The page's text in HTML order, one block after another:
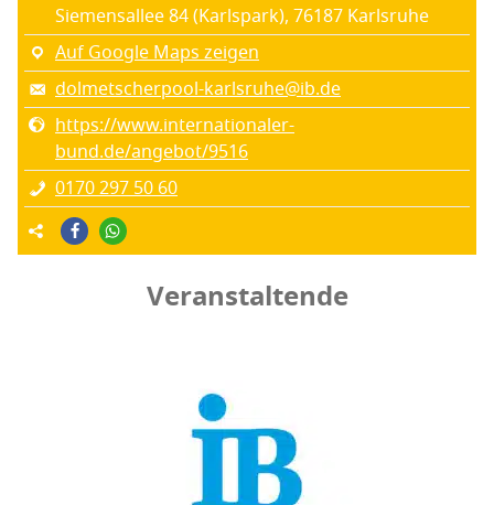
Sie­mens­al­lee 84 (Karlspark), 76187 Karls­ru­he
Auf Google Maps zeigen
dolmetscherpool-karlsruhe@ib.de
https://www.internationaler-
bund.de/angebot/9516
0170 297 50 60
Veranstaltende